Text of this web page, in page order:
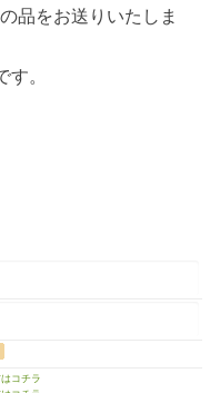
品をお送りいたしま
。
コチラ